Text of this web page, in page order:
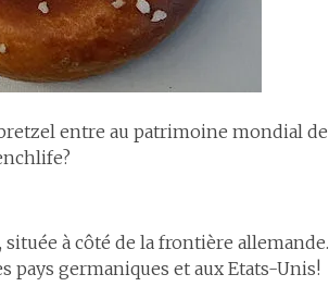
entre au patrimoine mondial de
située à côté de la frontière allemande.
pays germaniques et aux Etats-Unis!